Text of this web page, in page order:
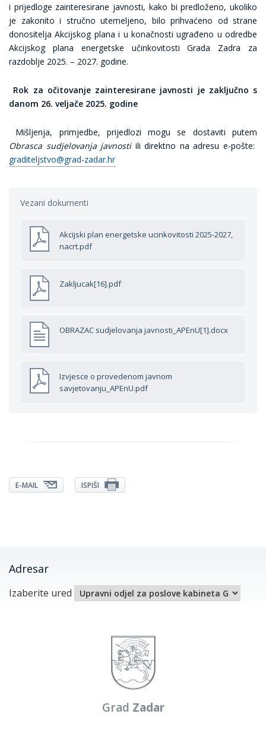
i prijedloge zainteresirane javnosti, kako bi predloženo, ukoliko
je zakonito i stručno utemeljeno, bilo prihvaćeno od strane
donositelja Akcijskog plana i u konačnosti ugrađeno u odredbe
Akcijskog plana energetske učinkovitosti Grada Zadra za
razdoblje 2025. – 2027. godine.
Rok za očitovanje zainteresirane javnosti je zaključno s
danom 26. veljače 2025. godine
Mišljenja, primjedbe, prijedlozi mogu se dostaviti putem
Obrasca sudjelovanja javnostiili direktno na adresu e-pošte:
graditeljstvo@grad-zadar.hr
Vezani dokumenti
Akcijski plan energetske ucinkovitosti 2025-2027,
nacrt.pdf
Zakljucak[16].pdf
OBRAZAC sudjelovanja javnosti_APEnU[1].docx
Izvjesce o provedenom javnom
savjetovanju_APEnU.pdf
E-MAIL ISPIŠI
Adresar
Izaberite ured
Grad Zadar